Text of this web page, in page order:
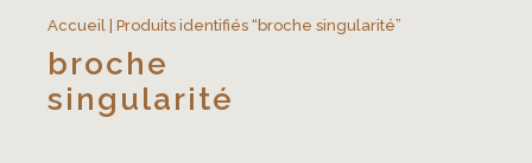
Accueil | Produits identifiés “broche singularité”
broche
singularité